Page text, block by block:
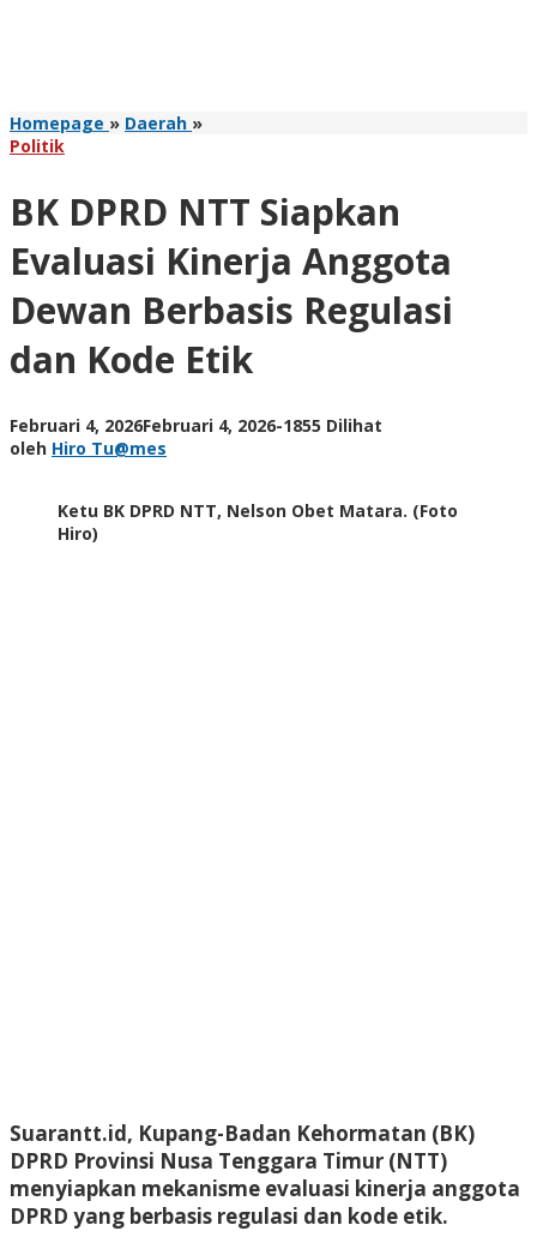
Homepage » Daerah »BK
Evaluasi
Anggota
Dewan
Berbasis
Regulasi
dan
Kode
Politik
BK DPRD NTT Siapkan
Evaluasi Kinerja Anggota
Dewan Berbasis Regulasi
dan Kode Etik
Februari 4, 2026Februari 4, 2026oleh
-1855 Dilihat
oleh Hiro Tu@mes
Ketu BK DPRD NTT, Nelson Obet Matara. (Foto
Hiro)
Suarantt.id, Kupang-Badan Kehormatan (BK)
DPRD Provinsi Nusa Tenggara Timur (NTT)
menyiapkan mekanisme evaluasi kinerja anggota
DPRD yang berbasis regulasi dan kode etik.